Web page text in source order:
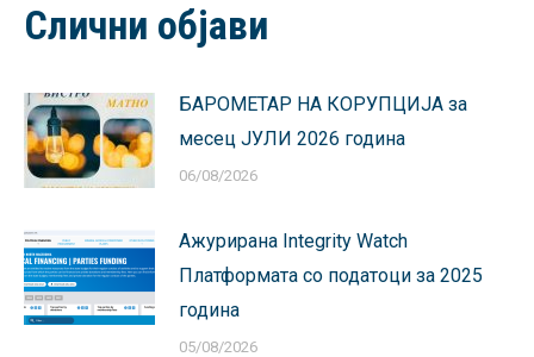
Слични објави
БАРОМЕТАР НА КОРУПЦИЈА за
месец ЈУЛИ 2026 година
06/08/2026
Ажурирана Integrity Watch
Платформата со податоци за 2025
година
05/08/2026